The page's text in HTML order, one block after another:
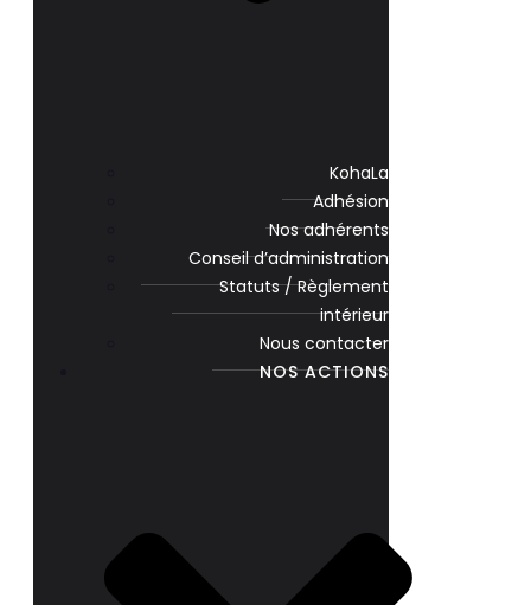
KohaLa
Adhésion
Nos adhérents
Conseil d’administration
Statuts / Règlement
intérieur
Nous contacter
NOS ACTIONS